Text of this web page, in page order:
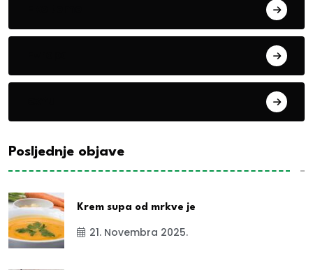
Posljednje objave
Krem supa od mrkve je
21. Novembra 2025.